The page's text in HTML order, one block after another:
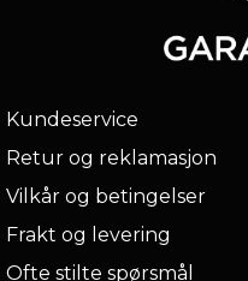
Kundeservice
Retur og reklamasjon
Vilkår og betingelser
Frakt og levering
Ofte stilte spørsmål